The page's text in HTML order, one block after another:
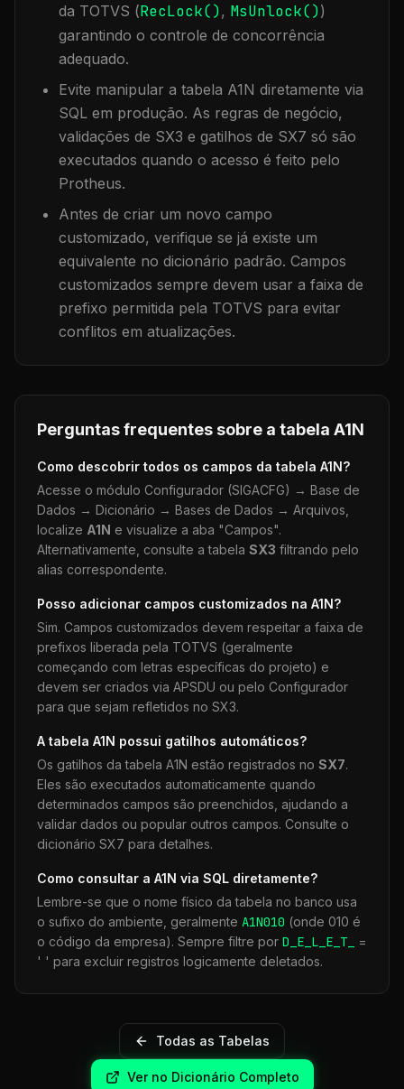
da TOTVS (RecLock(), MsUnlock())
garantindo o controle de concorrência
adequado.
Evite manipular a tabela A1N diretamente via
SQL em produção. As regras de negócio,
validações de SX3 e gatilhos de SX7 só são
executados quando o acesso é feito pelo
Protheus.
Antes de criar um novo campo
customizado, verifique se já existe um
equivalente no dicionário padrão. Campos
customizados sempre devem usar a faixa de
prefixo permitida pela TOTVS para evitar
conflitos em atualizações.
Perguntas frequentes sobre a tabela A1N
Como descobrir todos os campos da tabela A1N?
Acesse o módulo Configurador (SIGACFG) → Base de
Dados → Dicionário → Bases de Dados → Arquivos,
localize A1N e visualize a aba "Campos".
Alternativamente, consulte a tabela SX3 filtrando pelo
alias correspondente.
Posso adicionar campos customizados na A1N?
Sim. Campos customizados devem respeitar a faixa de
prefixos liberada pela TOTVS (geralmente
começando com letras específicas do projeto) e
devem ser criados via APSDU ou pelo Configurador
para que sejam refletidos no SX3.
A tabela A1N possui gatilhos automáticos?
Os gatilhos da tabela A1N estão registrados no SX7.
Eles são executados automaticamente quando
determinados campos são preenchidos, ajudando a
validar dados ou popular outros campos. Consulte o
dicionário SX7 para detalhes.
Como consultar a A1N via SQL diretamente?
Lembre-se que o nome físico da tabela no banco usa
o sufixo do ambiente, geralmente A1N010 (onde 010 é
o código da empresa). Sempre filtre por D_E_L_E_T_
=
' ' para excluir registros logicamente deletados.
Todas as Tabelas
Ver no Dicionário Completo